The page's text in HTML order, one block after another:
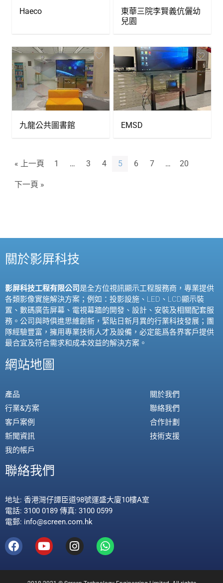
Haeco
東華三院李賢義伉儷幼
兒園
九龍公共圖書館 EMSD
« 上一頁 1 … 3 4 5 6 7 … 20
下一頁 »
關於影屏科技
影屏科技工程有限公司 是全方位視訊顯示工程服務商，專業提供
各類影像實施解決方案；例如：投影設施、 LED 、 LCD顯示裝
置、數碼廣告屏幕、電視幕牆的開發、設計、安裝及相關配套服
務。公司與時俱進思維創新，緊貼日新月異的行業科技發展；團
隊經驗豐富，擁用專業技術人才及設備，必定能爲各界客戶提供
最合宜及符合需求和成本效益的解決方案。
網站地圖
產品
行業&方案
客戶案例
新聞資訊
我的帳戶
關於我們
聯絡我們
合作計劃
技術支援
聯絡我們
地址: 香港灣仔譚臣道98號運盛大廈10樓A室
電話: 3100 0189 傳真: 3100 0599
電郵: info@screen.com.hk